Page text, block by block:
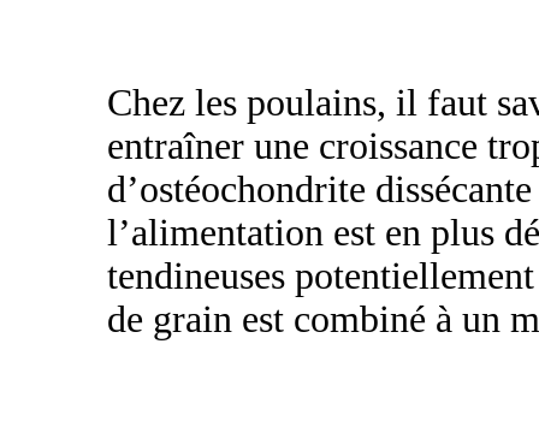
Chez les poulains, il faut
entraîner une croissance
d’ostéochondrite
l’alimentation est en plus
tendineuses
de grain est combiné à un